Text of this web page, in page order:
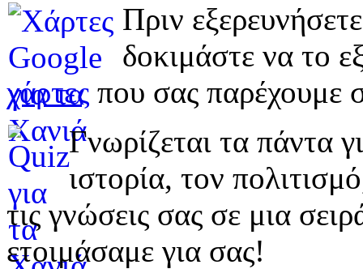
Πριν
δοκιμάστε να το
χάρτες που σας παρέχουμε
Γνωρίζεται τα πάντα
ιστορία, τον
τις γνώσεις σας σε μια
ετοιμάσαμε για σας!